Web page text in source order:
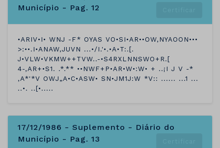
Município - Pag. 12
•ARIV•I• WNJ -F* OYAS VO•SI•AR••OW,NYAOON•••
>:••.I•ANAW,JUVN ...•/I.'•.•A•T:.[.
J•VLW•VKMW++TVW..-•S4RXLNNSWO+R.[
4-,AR+•S1. .*.** ••NWF+P•AR•W•:W• + ..¡I J V -*
,A*'*V OWJ„A•C•ASW• SN•JM1J:W *V:: ...... ...1 ...
..•. ..[•.....
17/12/1986 - Suplemento - Diário do
Município - Pag. 13